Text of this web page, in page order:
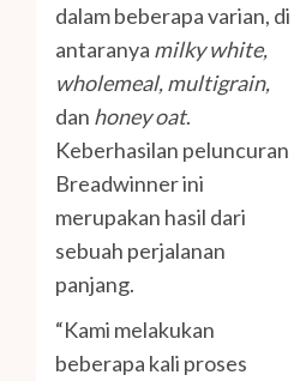
dalam beberapa varian, di
antaranya milky white,
wholemeal, multigrain,
dan honey oat.
Keberhasilan peluncuran
Breadwinner ini
merupakan hasil dari
sebuah perjalanan
panjang.
“Kami melakukan
beberapa kali proses